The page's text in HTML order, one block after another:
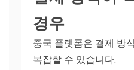
경우
중국 플랫폼은 결제 방
복잡할 수 있습니다.